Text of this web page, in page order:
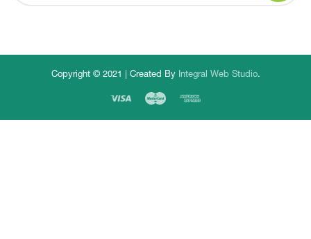
Copyright © 2021 | Created By Integral Web Studio.